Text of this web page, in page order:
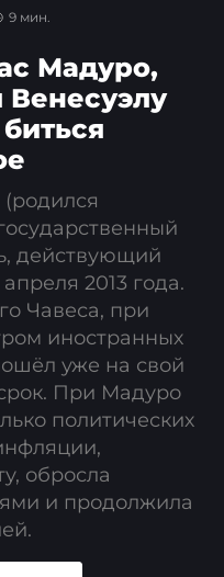
9 мин.
Мадуро,
Венесуэлу
действующий
2013 года.
Чавеса, при
иностранных
уже на свой
При Мадуро
политических
обросла
и продолжила